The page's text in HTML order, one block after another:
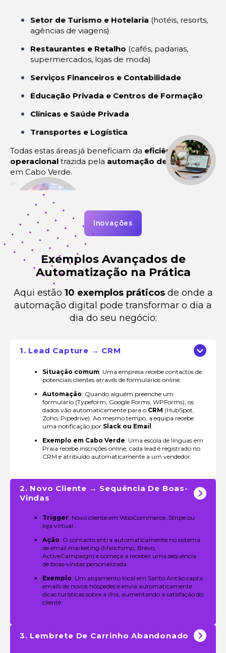
Setor de Turismo e Hotelaria (hotéis, resorts,
agências de viagens)
Restaurantes e Retalho (cafés, padarias,
supermercados, lojas de moda)
Serviços Financeiros e Contabilidade
Educação Privada e Centros de Formação
Clínicas e Saúde Privada
Transportes e Logística
Todas estas áreas já beneficiam da eficiência
operacional trazida pela automação de processos
em Cabo Verde.
Inovações
Exemplos Avançados de
Automatização na Prática
Aqui estão 10 exemplos práticosde onde a
automação digital pode transformar o dia a
dia do seu negócio:
1. Lead Capture → CRM
Situação comum: Uma empresa recebe contactos de
potenciais clientes através de formulários online.
Automação: Quando alguém preenche um
formulário (Typeform, Google Forms, WPForms), os
dados vão automaticamente para o CRM (HubSpot,
Zoho, Pipedrive). Ao mesmo tempo, a equipa recebe
uma notificação por Slack ou Email
Exemplo em Cabo Verde: Uma escola de línguas em
Praia recebe inscrições online; cada lead é registrado no
CRM e atribuído automaticamente a um vendedor.
2. Novo Cliente → Sequência De Boas-
Vindas
Trigger: Novo cliente em WooCommerce, Stripe ou
loja virtual.
Ação: O contacto entra automaticamente no sistema
de email marketing (Mailchimp, Brevo,
ActiveCampaign) e começa a receber uma sequência
de boas‑vindas personalizada.
Exemplo: Um alojamento local em Santo Antão capta
emails de novos hóspedes e envia automaticamente
dicas turísticas sobre a ilha, aumentando a satisfação do
cliente.
3. Lembrete De Carrinho Abandonado